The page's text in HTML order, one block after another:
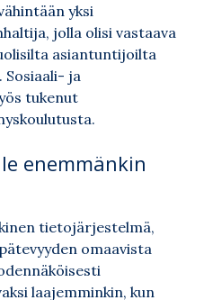
yksi
jolla olisi vastaava
asiantuntijoilta
ja
tukenut
enemmänkin
tietojärjestelmä,
omaavista
laajemminkin, kun